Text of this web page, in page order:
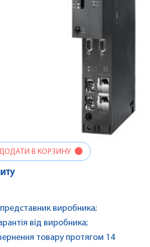
В КОРЗИНУ
виробника;
від виробника;
товару протягом 14